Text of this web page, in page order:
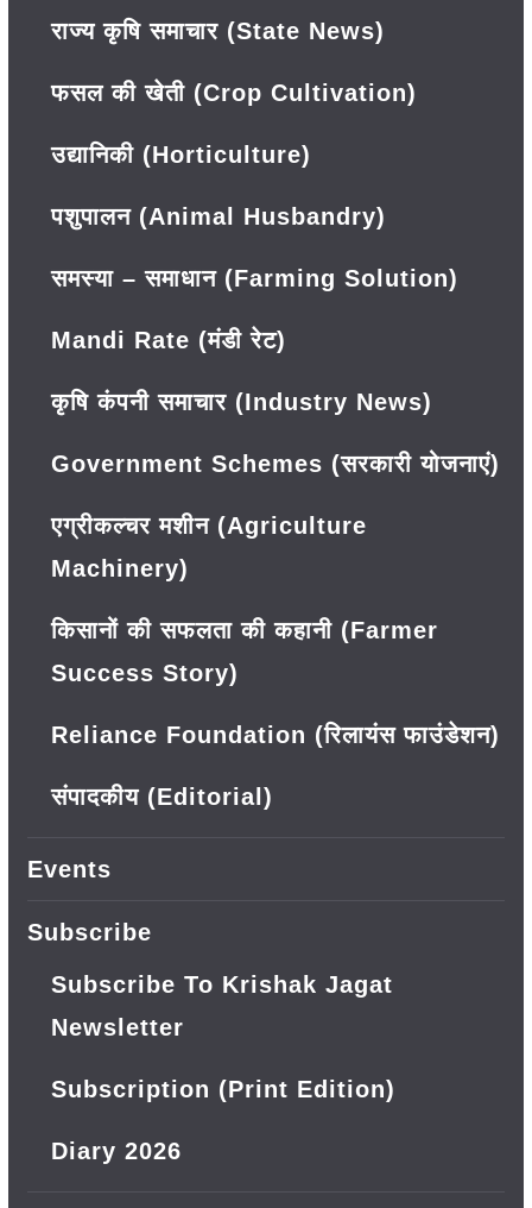
राज्य कृषि समाचार (State News)
फसल की खेती (Crop Cultivation)
उद्यानिकी (Horticulture)
पशुपालन (Animal Husbandry)
समस्या – समाधान (Farming Solution)
Mandi Rate (मंडी रेट)
कृषि कंपनी समाचार (Industry News)
Government Schemes (सरकारी योजनाएं)
एग्रीकल्चर मशीन (Agriculture
Machinery)
किसानों की सफलता की कहानी (Farmer
Success Story)
Reliance Foundation (रिलायंस फाउंडेशन)
संपादकीय (Editorial)
Events
Subscribe
Subscribe To Krishak Jagat
Newsletter
Subscription (Print Edition)
Diary 2026